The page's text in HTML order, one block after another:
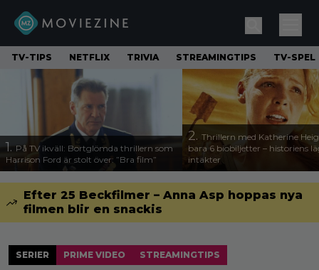
TV-TIPS NETFLIX TRIVIA STREAMINGTIPS TV-SPEL
1. På TV ikväll: Bortglömda thrillern som
Harrison Ford är stolt över: ”Bra film”
2. Thrillern med Katherine
bara 6 biobiljetter – historiens
intäkter
Efter 25 Beckfilmer – Anna Asp hoppas nya
filmen blir en snackis
SERIER PRIME VIDEO STREAMINGTIPS